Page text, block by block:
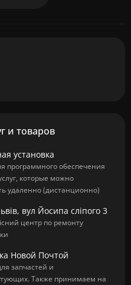
и товаров
установка
программного обеспечения
которые можно
удаленно (дистанционно)
вул Йосипа сліпого 3
центр по ремонту
Новой Почтой
запчастей и
Также принимаем на